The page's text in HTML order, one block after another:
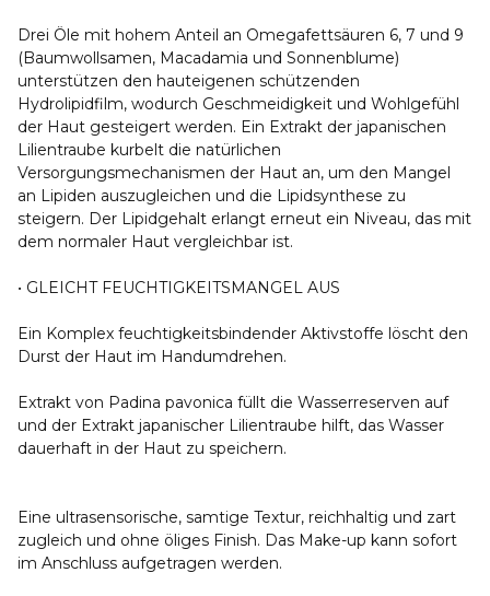
Drei Öle mit hohem Anteil an Omegafettsäuren 6, 7 und 9
(Baumwollsamen, Macadamia und Sonnenblume)
unterstützen den hauteigenen schützenden
Hydrolipidfilm, wodurch Geschmeidigkeit und Wohlgefühl
der Haut gesteigert werden. Ein Extrakt der japanischen
Lilientraube kurbelt die natürlichen
Versorgungsmechanismen der Haut an, um den Mangel
an Lipiden auszugleichen und die Lipidsynthese zu
steigern. Der Lipidgehalt erlangt erneut ein Niveau, das mit
dem normaler Haut vergleichbar ist.
• GLEICHT FEUCHTIGKEITSMANGEL AUS
Ein Komplex feuchtigkeitsbindender Aktivstoffe löscht den
Durst der Haut im Handumdrehen.
Extrakt von Padina pavonica füllt die Wasserreserven auf
und der Extrakt japanischer Lilientraube hilft, das Wasser
dauerhaft in der Haut zu speichern.
Eine ultrasensorische, samtige Textur, reichhaltig und zart
zugleich und ohne öliges Finish. Das Make-up kann sofort
im Anschluss aufgetragen werden.